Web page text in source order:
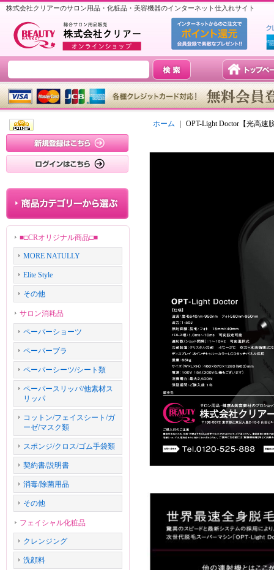
株式会社クリアーのサロン用品・化粧品・美容機器のインターネット仕入れサイト
■□CRオリジナル商品□■
MORE NATULLY
Elite Style
その他
サロン消耗品
ペーパーショーツ
ペーパーブラ
ペーパーシーツ/シート類
ペーパースリッパ/他素材ス
リッパ
コットン/フェイスシート/ガ
ーゼ/マスク類
スポンジ/クロス/ゴム手袋類
契約書/説明書
消毒/除菌用品
その他
フェイシャル化粧品
クレンジング
洗顔料
ホーム OPT-Light Doctor【光高速